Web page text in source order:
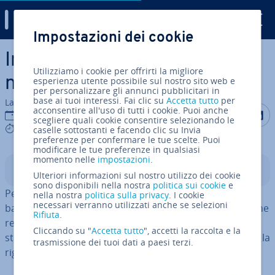
Vai al contenuto prin­ci­pa­le
In­tro­du­zio­ne a netstat: cos’è
netstat e come funziona?
La redazione di IONOS
01 mar 2023
5 mins
Condividi
Indice
Per sapere con quali computer e reti è collegato il PC
basta usare netstat, che si occupa di fornire le sta­ti­sti­che
relative a tutte le con­nes­sio­ni attive. Potete usare lo
strumento di rete per Windows, Linux e macOS tramite la
riga di comando.
Impostazioni dei cookie
Utilizziamo i cookie per offrirti la migliore
esperienza utente possibile sul nostro sito web e
per personalizzare gli annunci pubblicitari in
base ai tuoi interessi. Fai clic suAccetta tutto per
acconsentire all'uso di tutti i cookie. Puoi anche
scegliere quali cookie consentire selezionando le
caselle sottostanti e facendo clic su Invia
preferenze per confermare le tue scelte. Puoi
modificare le tue preferenze in qualsiasi
momento nelle impostazioni.
Ulteriori informazioni sul nostro utilizzo dei cookie
sono disponibili nella nostra politica sui cookie e
nella nostra politica sulla privacy. I cookie
necessari verranno utilizzati anche se selezioni
Rifiuta.
Cliccando su "Accetta tutto", accetti la raccolta e la
trasmissione dei tuoi dati a paesi terzi.